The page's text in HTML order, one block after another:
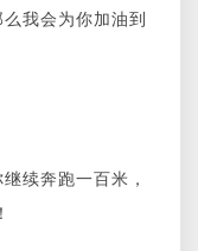
我会为你加油到
续奔跑一百米，